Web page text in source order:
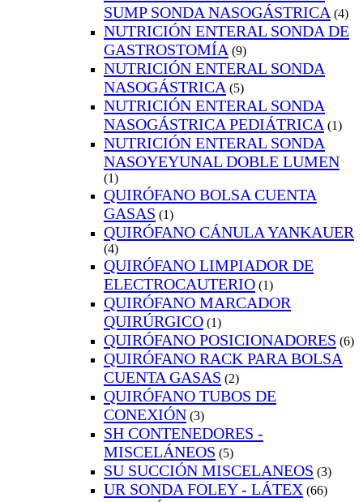
SUMP SONDA NASOGÁSTRICA (4)
NUTRICIÓN ENTERAL SONDA DE
GASTROSTOMÍA (9)
NUTRICIÓN ENTERAL SONDA
NASOGÁSTRICA (5)
NUTRICIÓN ENTERAL SONDA
NASOGÁSTRICA PEDIÁTRICA (1)
NUTRICIÓN ENTERAL SONDA
NASOYEYUNAL DOBLE LUMEN
(1)
QUIRÓFANO BOLSA CUENTA
GASAS (1)
QUIRÓFANO CÁNULA YANKAUER
(4)
QUIRÓFANO LIMPIADOR DE
ELECTROCAUTERIO (1)
QUIRÓFANO MARCADOR
QUIRÚRGICO (1)
QUIRÓFANO POSICIONADORES (6)
QUIRÓFANO RACK PARA BOLSA
CUENTA GASAS (2)
QUIRÓFANO TUBOS DE
CONEXIÓN (3)
SH CONTENEDORES -
MISCELÁNEOS (5)
SU SUCCIÓN MISCELANEOS (3)
UR SONDA FOLEY - LÁTEX (66)